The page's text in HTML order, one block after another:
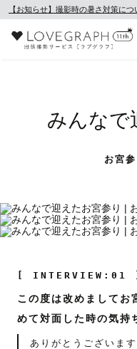
【お知らせ】撮影時の暑さ対策につ
みんなで
お宮
[ INTERVIEW:01 ]
この度は改めましてお
めて対面した時の気持
ありがとうございま